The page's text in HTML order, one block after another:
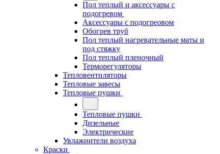
Пол теплый и аксессуары с
подогревом
Аксессуары с подогреовом
Обогрев труб
Пол теплый нагревательные маты и
под стяжку
Пол теплый пленочный
Терморегуляторы
Тепловентиляторы
Тепловые завесы
Тепловые пушки
Тепловые пушки
Дизельные
Электрические
Увлажнители воздуха
Краски